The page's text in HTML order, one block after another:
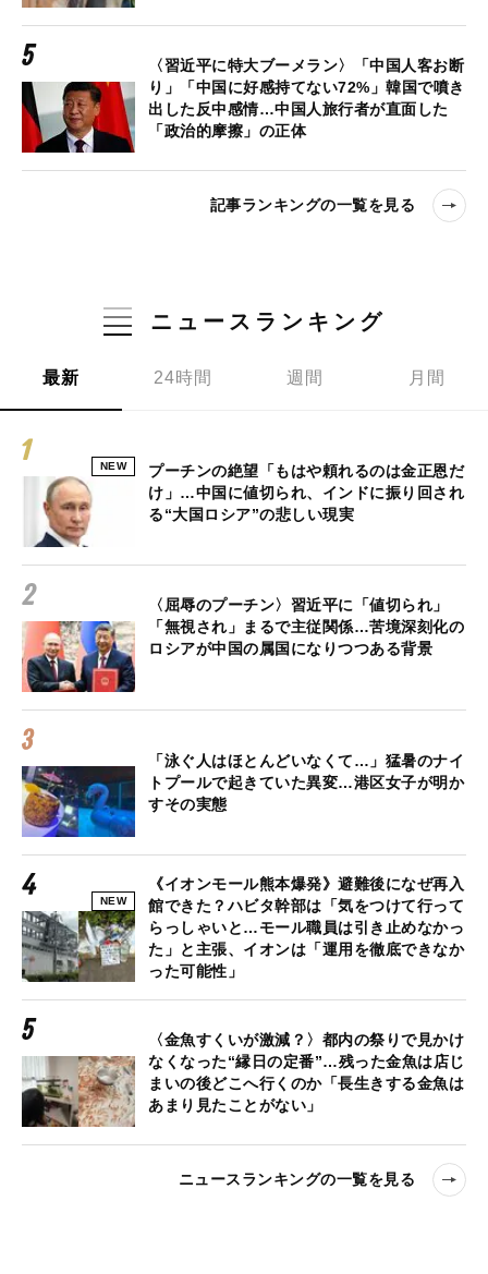
〈習近平に特大ブーメラン〉「中国人客お断
り」「中国に好感持てない72%」韓国で噴き
出した反中感情…中国人旅行者が直面した
「政治的摩擦」の正体
記事ランキングの一覧を見る
ニュースランキング
最新 24時間 週間 月間
NEW
プーチンの絶望「もはや頼れるのは金正恩だ
け」…中国に値切られ、インドに振り回され
る“大国ロシア”の悲しい現実
〈屈辱のプーチン〉習近平に「値切られ」
「無視され」まるで主従関係…苦境深刻化の
ロシアが中国の属国になりつつある背景
「泳ぐ人はほとんどいなくて…」猛暑のナイ
トプールで起きていた異変…港区女子が明か
すその実態
NEW
《イオンモール熊本爆発》避難後になぜ再入
館できた？ハビタ幹部は「気をつけて行って
らっしゃいと…モール職員は引き止めなかっ
た」と主張、イオンは「運用を徹底できなか
った可能性」
〈金魚すくいが激減？〉都内の祭りで見かけ
なくなった“縁日の定番”…残った金魚は店じ
まいの後どこへ行くのか「長生きする金魚は
あまり見たことがない」
ニュースランキングの一覧を見る